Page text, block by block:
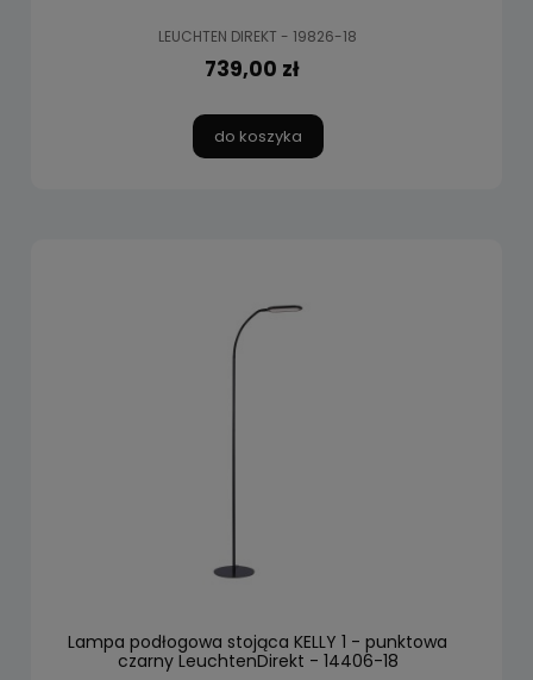
LEUCHTEN DIREKT - 19826-18
739,00 zł
do koszyka
Lampa podłogowa stojąca KELLY 1 - punktowa
czarny LeuchtenDirekt - 14406-18